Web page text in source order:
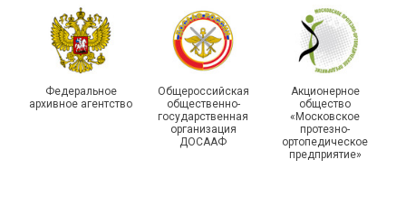
Федеральное
архивное агентство
Общероссийская
общественно-
государственная
организация
ДОСААФ
Акционерное
общество
«Московское
протезно-
ортопедическое
предприятие»